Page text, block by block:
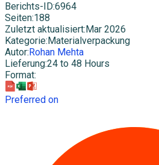
Berichts-ID:6964
Seiten:188
Zuletzt aktualisiert: Mar 2026
Kategorie: Materialverpackung
Autor: Rohan Mehta
Lieferung:24 to 48 Hours
Format:
Preferred on